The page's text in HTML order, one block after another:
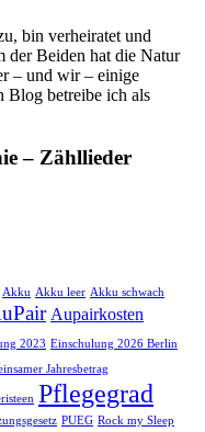
bin verheiratet und
Beiden hat die Natur
– und wir – einige
Blog betreibe ich als
– Zähllieder
Akku Akku leer Akku schwach
Aupairkosten
2023 Einschulung 2026 Berlin
Jahresbetrag
Pflegegrad
PUEG Rock my Sleep